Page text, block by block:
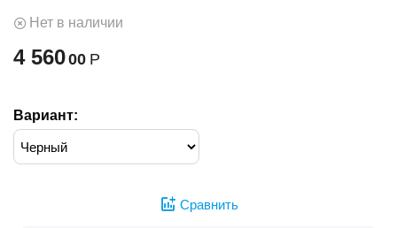
Нет в наличии
4 56000 Р
Вариант:
Сравнить